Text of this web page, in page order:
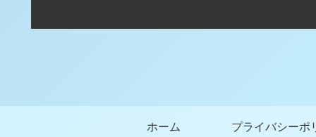
ホーム プライバシーポ